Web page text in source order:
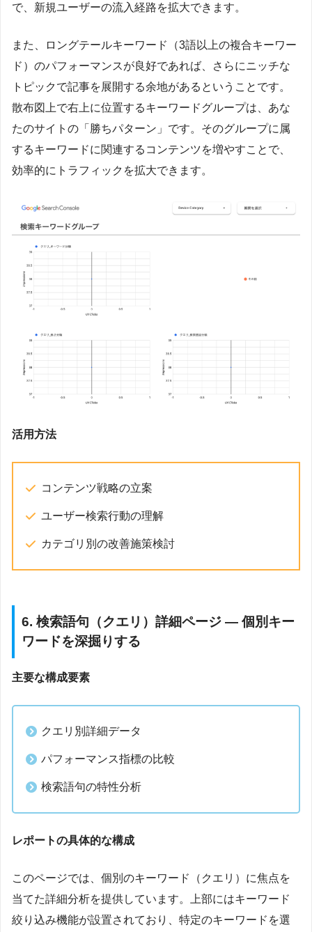
で、新規ユーザーの流入経路を拡大できます。
また、ロングテールキーワード（3語以上の複合キーワー
ド）のパフォーマンスが良好であれば、さらにニッチな
トピックで記事を展開する余地があるということです。
散布図上で右上に位置するキーワードグループは、あな
たのサイトの「勝ちパターン」です。そのグループに属
するキーワードに関連するコンテンツを増やすことで、
効率的にトラフィックを拡大できます。
活用方法
コンテンツ戦略の立案
ユーザー検索行動の理解
カテゴリ別の改善施策検討
6. 検索語句（クエリ）詳細ページ — 個別キー
ワードを深掘りする
主要な構成要素
クエリ別詳細データ
パフォーマンス指標の比較
検索語句の特性分析
レポートの具体的な構成
このページでは、個別のキーワード（クエリ）に焦点を
当てた詳細分析を提供しています。上部にはキーワード
絞り込み機能が設置されており、特定のキーワードを選